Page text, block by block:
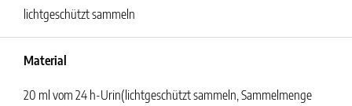
lichtgeschützt sammeln
Material
20 ml vom 24 h-Urin(lichtgeschützt sammeln, Sammelmenge